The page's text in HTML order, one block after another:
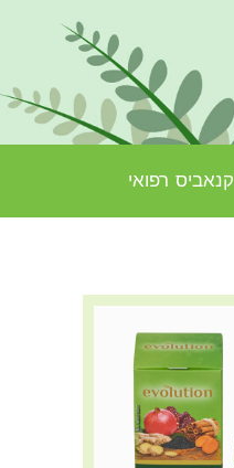
קנאביס רפואי